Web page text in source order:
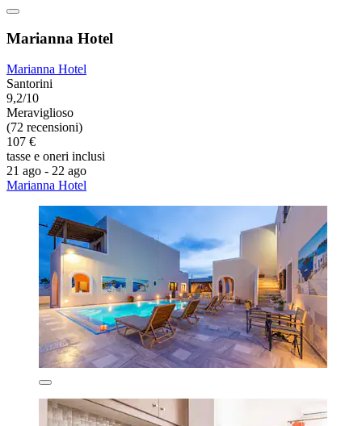
Marianna Hotel
Marianna Hotel
Santorini
9,2/10
Meraviglioso
(72 recensioni)
107 €
tasse e oneri inclusi
21 ago - 22 ago
Marianna Hotel